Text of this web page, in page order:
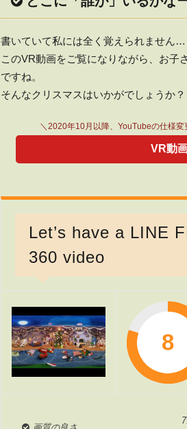
書いていて私には全く覚えられません…
このVR動画をご覧になりながら、お子
ですね。
そんなクリスマスはいかがでしょうか？
＼2020年10月以降、YouTubeの仕様
VR動
Let’s have a LINE
360 video
8